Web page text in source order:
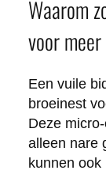
Waarom
voor
Een vuile
broeinest
Deze
alleen nare
kunnen